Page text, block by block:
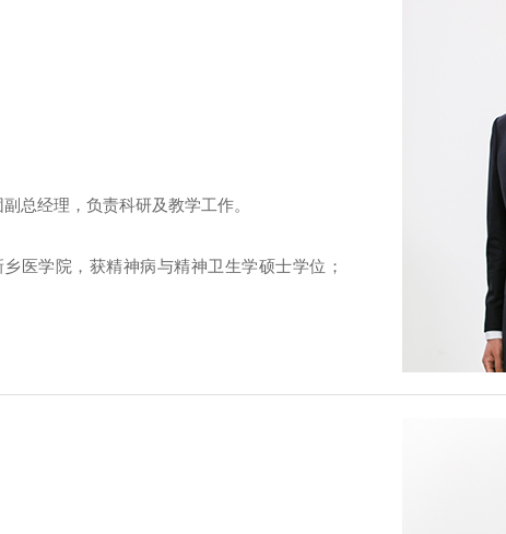
总经理，负责科研及教学工作。
医学院，获精神病与精神卫生学硕士学位；